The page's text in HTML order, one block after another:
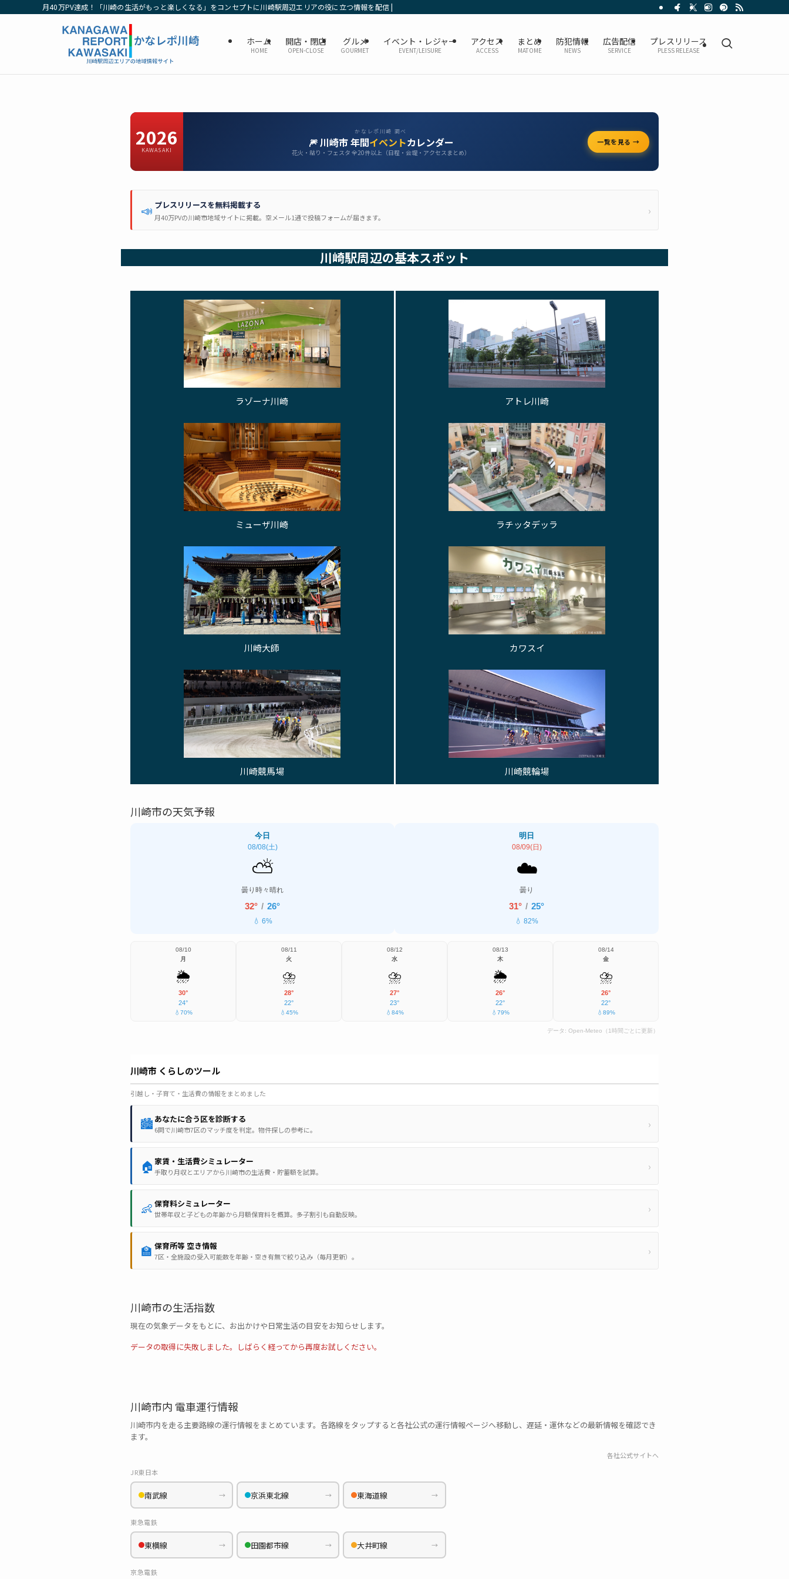
月40万PV達成！「川崎の生活がもっと楽しくなる」をコンセプトに川崎駅周辺エリアの役に立つ情報を配信 | かなレポ川崎
ホーム
HOME
開店・閉店
OPEN-CLOSE
グルメ
GOURMET
イベント・レジャー
EVENT/LEISURE
アクセス
ACCESS
まとめ
MATOME
防犯情報
NEWS
広告配信
SERVICE
プレスリリース
PLESS RELEASE
2026
KAWASAKI
かなレポ川崎 調べ
🎆 川崎市 年間イベントカレンダー
花火・祜り・フェスタ 全20件以上（日程・会堤・アクセスまとめ）
一覧を見る →
📣 プレスリリースを無料掲載する
月40万PVの川崎市地域サイトに掲載。空メール1通で投稿フォームが届きます。
›
川崎駅周辺の基本スポット
ラゾーナ川崎 アトレ川崎
ミューザ川崎 ラチッタデッラ
川崎大師 カワスイ
川崎競馬場 川崎競輪場
川崎市の天気予報
今日
08/08(土)
⛅
曇り時々晴れ
32° / 26°
💧 6%
明日
08/09(日)
☁️
曇り
31° / 25°
💧 82%
08/10
月
🌦️
30°
24°
💧70%
08/11
火
⛈️
28°
22°
💧45%
08/12
水
⛈️
27°
23°
💧84%
08/13
木
🌦️
26°
22°
💧79%
08/14
金
⛈️
26°
22°
💧89%
データ: Open-Meteo （1時間ごとに更新）
川崎市 くらしのツール
引越し・子育て・生活費の情報をまとめました
🏙️ あなたに合う区を診断する
6問で川崎市7区のマッチ度を判定。物件探しの参考に。 ›
🏠 家賃・生活費シミュレーター
手取り月収とエリアから川崎市の生活費・貯蓄額を試算。 ›
👶 保育料シミュレーター
世帯年収と子どもの年齢から月額保育料を概算。多子割引も自動反映。 ›
🏫 保育所等 空き情報
7区・全施設の受入可能数を年齢・空き有無で絞り込み（毎月更新）。 ›
川崎市の生活指数
現在の気象データをもとに、お出かけや日常生活の目安をお知らせします。
データの取得に失敗しました。しばらく経ってから再度お試しください。
川崎市内 電車運行情報
川崎市内を走る主要路線の運行情報をまとめています。各路線をタップすると各社公式の運行情報ページへ移動し、遅延・運休などの最新情報を確認でき
ます。
各社公式サイトへ
JR東日本
南武線 → 京浜東北線 → 東海道線 →
東急電鉄
東横線 → 田園都市線 → 大井町線 →
京急電鉄